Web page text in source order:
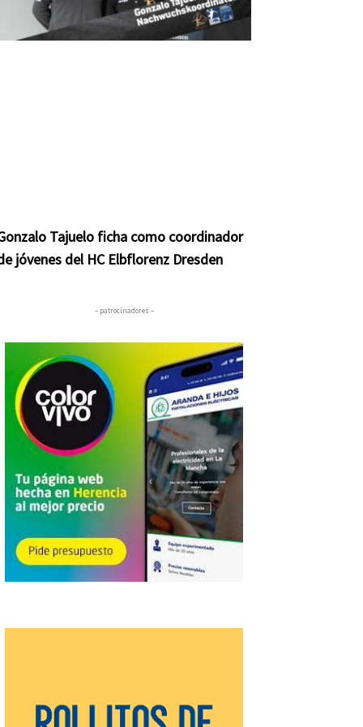
Tajuelo ficha como coordinador
jóvenes del HC Elbflorenz Dresden
– patrocinadores –